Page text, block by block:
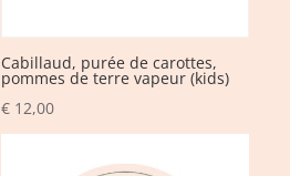
Cabillaud, purée de carottes,
pommes de terre vapeur (kids)
€12,00